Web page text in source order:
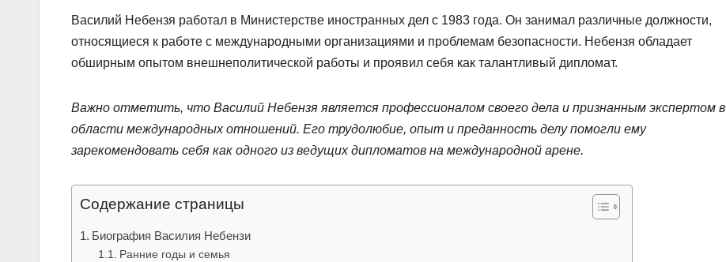
Василий Небензя работал в Министерстве иностранных дел с 1983 года. Он занимал различные должности,
относящиеся к работе с международными организациями и проблемам безопасности. Небензя обладает
обширным опытом внешнеполитической работы и проявил себя как талантливый дипломат.
Важно отметить, что Василий Небензя является профессионалом своего дела и признанным экспертом в
области международных отношений. Его трудолюбие, опыт и преданность делу помогли ему
зарекомендовать себя как одного из ведущих дипломатов на международной арене.
Содержание страницы
Биография Василия Небензи
Ранние годы и семья